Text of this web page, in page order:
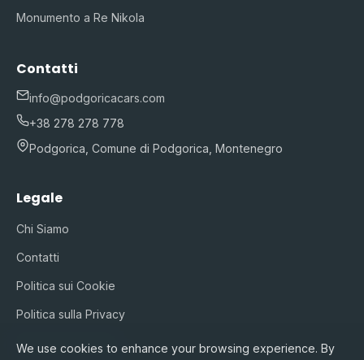
We use cookies to enhance your browsing experience. By
Monumento a Re Nikola
Contatti
info@podgoricacars.com
+38 278 278 778
Podgorica, Comune di Podgorica, Montenegro
Legale
Chi Siamo
Contatti
Politica sui Cookie
Politica sulla Privacy
Termini di Servizio